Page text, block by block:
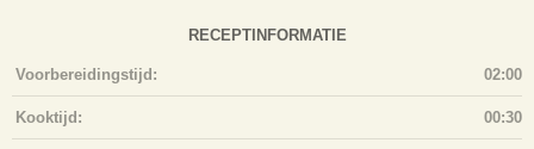
RECEPTINFORMATIE
Voorbereidingstijd: 02:00
Kooktijd: 00:30